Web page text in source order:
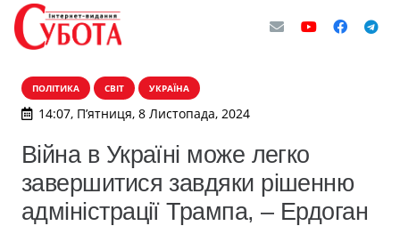
ПОЛІТИКА СВІТ УКРАЇНА
14:07, П’ятниця, 8 Листопада, 2024
Війна в Україні може легко
завершитися завдяки рішенню
адміністрації Трампа, – Ердоган